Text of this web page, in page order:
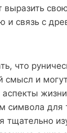
выразить
и связь с
что
смысл и
символа для
тщательно